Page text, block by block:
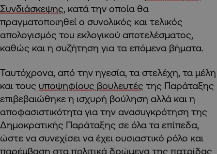
Συνδιάσκεψης, κατά την οποία θα
πραγματοποιηθεί ο συνολικός και τελικός
απολογισμός του εκλογικού αποτελέσματος,
καθώς και η συζήτηση για τα επόμενα βήματα.
Ταυτόχρονα, από την ηγεσία, τα στελέχη, τα μέλη
και τους υποψηφίους βουλευτές της Παράταξης
επιβεβαιώθηκε η ισχυρή βούληση αλλά και η
αποφασιστικότητα για την ανασυγκρότηση της
Δημοκρατικής Παράταξης σε όλα τα επίπεδα,
ώστε να συνεχίσει να έχει ουσιαστικό ρόλο και
παρέμβαση στα πολιτικά δρώμενα της πατρίδας